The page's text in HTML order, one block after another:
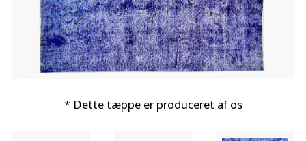
* Dette tæppe er produceret af os